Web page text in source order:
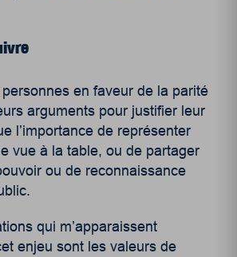
personnes en faveur de la parité
arguments pour justifier leur
l’importance de représenter
vue à la table, ou de partager
ou de reconnaissance
qui m’apparaissent
enjeu sont les valeurs de